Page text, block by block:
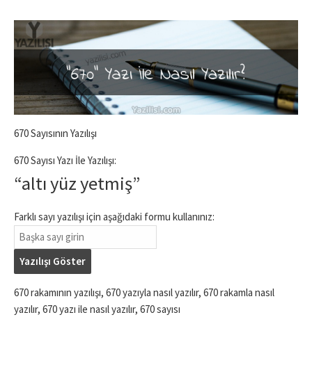
670 Sayısının Yazılışı
670 Sayısı Yazı İle Yazılışı:
“altı yüz yetmiş”
Farklı sayı yazılışı için aşağıdaki formu kullanınız:
Yazılışı Göster
670 rakamının yazılışı, 670 yazıyla nasıl yazılır, 670 rakamla nasıl
yazılır, 670 yazı ile nasıl yazılır, 670 sayısı